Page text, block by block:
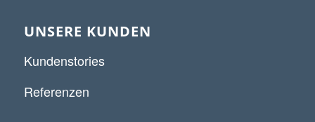
UNSERE KUNDEN
Kundenstories
Referenzen